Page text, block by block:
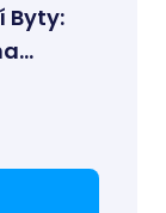
Byty: